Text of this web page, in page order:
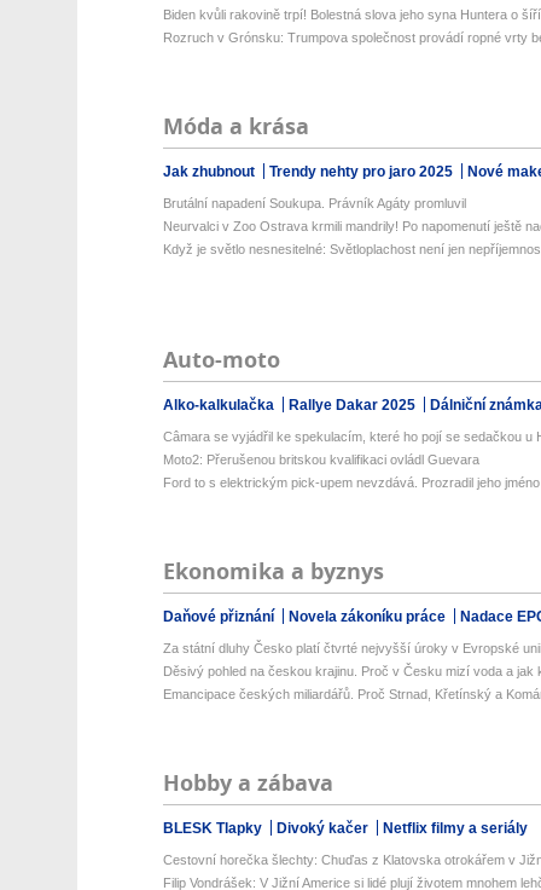
Biden kvůli rakovině trpí! Bolestná slova jeho syna Huntera o
Rozruch v Grónsku: Trumpova společnost provádí ropné vrty
Móda a krása
Jak zhubnout Trendy nehty pro jaro 2025 Nové
Brutální napadení Soukupa. Právník Agáty promluvil
Neurvalci v Zoo Ostrava krmili mandrily! Po napomenutí ještě
Když je světlo nesnesitelné: Světloplachost není jen
Auto-moto
Alko-kalkulačka Rallye Dakar 2025 Dálniční
Câmara se vyjádřil ke spekulacím, které ho pojí se sedačkou u
Moto2: Přerušenou britskou kvalifikaci ovládl Guevara
Ford to s elektrickým pick-upem nevzdává. Prozradil jeho
Ekonomika a byznys
Daňové přiznání Novela zákoníku práce Nadace
Za státní dluhy Česko platí čtvrté nejvyšší úroky v Evropské unii
Děsivý pohled na českou krajinu. Proč v Česku mizí voda a jak
Emancipace českých miliardářů. Proč Strnad, Křetínský a
Hobby a zábava
BLESK Tlapky Divoký kačer Netflix filmy a seriály
Cestovní horečka šlechty: Chuďas z Klatovska otrokářem v
Filip Vondrášek: V Jižní Americe si lidé plují životem mnohem